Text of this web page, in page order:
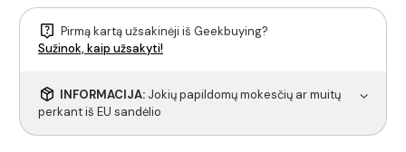
Pirmą kartą užsakinėji iš Geekbuying?
Sužinok, kaip užsakyti!
INFORMACIJA: Jokių papildomų mokesčių ar muitų
perkant iš EU sandėlio